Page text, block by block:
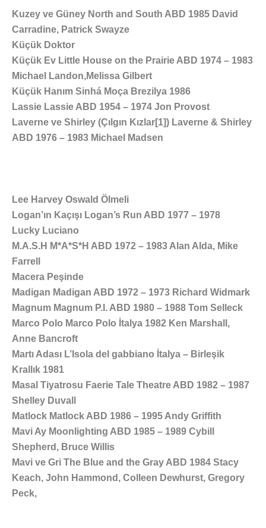
Kuzey ve Güney North and South ABD 1985 David
Carradine, Patrick Swayze
Küçük Doktor
Küçük Ev Little House on the Prairie ABD 1974 – 1983
Michael Landon,Melissa Gilbert
Küçük Hanım Sinhá Moça Brezilya 1986
Lassie Lassie ABD 1954 – 1974 Jon Provost
Laverne ve Shirley (Çılgın Kızlar[1]) Laverne & Shirley
ABD 1976 – 1983 Michael Madsen
Lee Harvey Oswald Ölmeli
Logan’ın Kaçışı Logan’s Run ABD 1977 – 1978
Lucky Luciano
M.A.S.H M*A*S*H ABD 1972 – 1983 Alan Alda, Mike
Farrell
Macera Peşinde
Madigan Madigan ABD 1972 – 1973 Richard Widmark
Magnum Magnum P.I. ABD 1980 – 1988 Tom Selleck
Marco Polo Marco Polo İtalya 1982 Ken Marshall,
Anne Bancroft
Martı Adası L’Isola del gabbiano İtalya – Birleşik
Krallık 1981
Masal Tiyatrosu Faerie Tale Theatre ABD 1982 – 1987
Shelley Duvall
Matlock Matlock ABD 1986 – 1995 Andy Griffith
Mavi Ay Moonlighting ABD 1985 – 1989 Cybill
Shepherd, Bruce Willis
Mavi ve Gri The Blue and the Gray ABD 1984 Stacy
Keach, John Hammond, Colleen Dewhurst, Gregory
Peck,